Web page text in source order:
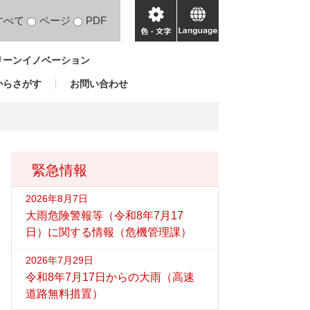
べて ページ PDF
色・
文
language
ンイノベーション
らさがす お問い合わせ
緊急情報
2026年8月7日
大雨危険警報等（令和8年7月17
日）に関する情報（危機管理課）
2026年7月29日
令和8年7月17日からの大雨（高速
道路無料措置）